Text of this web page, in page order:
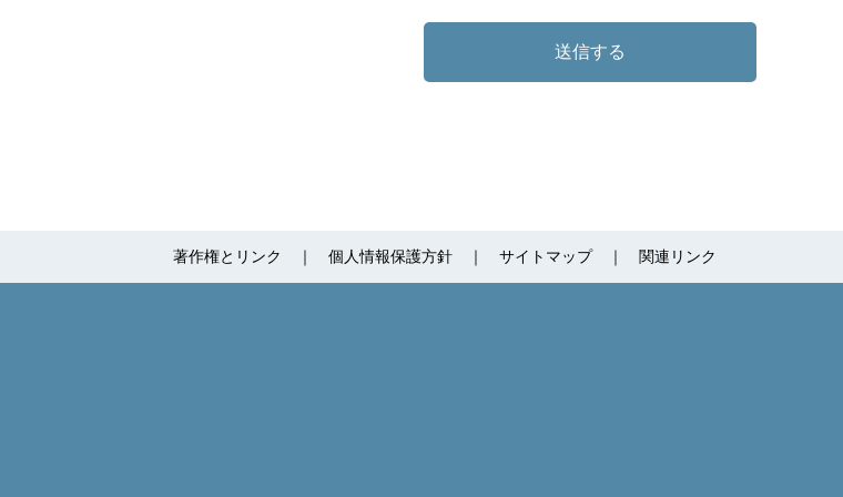
著作権とリンク 個人情報保護方針 サイトマップ 関連リンク